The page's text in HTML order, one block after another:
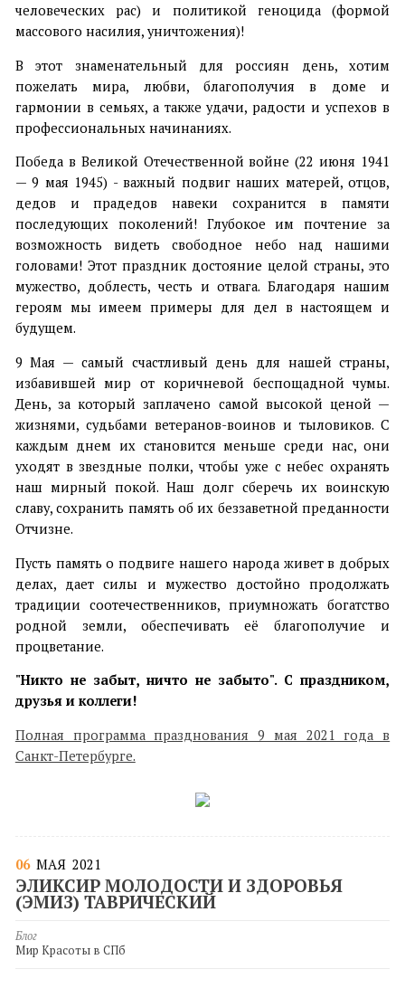
человеческих рас) и политикой геноцида (формой
массового насилия, уничтожения)!
В этот знаменательный для россиян день, хотим
пожелать мира, любви, благополучия в доме и
гармонии в семьях, а также удачи, радости и успехов в
профессиональных начинаниях.
Победа в Великой Отечественной войне (22 июня 1941
— 9 мая 1945) - важный подвиг наших матерей, отцов,
дедов и прадедов навеки сохранится в памяти
последующих поколений! Глубокое им почтение за
возможность видеть свободное небо над нашими
головами! Этот праздник достояние целой страны, это
мужество, доблесть, честь и отвага. Благодаря нашим
героям мы имеем примеры для дел в настоящем и
будущем.
9 Мая — самый счастливый день для нашей страны,
избавившей мир от коричневой беспощадной чумы.
День, за который заплачено самой высокой ценой —
жизнями, судьбами ветеранов-воинов и тыловиков. С
каждым днем их становится меньше среди нас, они
уходят в звездные полки, чтобы уже с небес охранять
наш мирный покой. Наш долг сберечь их воинскую
славу, сохранить память об их беззаветной преданности
Отчизне.
Пусть память о подвиге нашего народа живет в добрых
делах, дает силы и мужество достойно продолжать
традиции соотечественников, приумножать богатство
родной земли, обеспечивать её благополучие и
процветание.
"Никто не забыт, ничто не забыто". С праздником,
друзья и коллеги!
Полная программа празднования 9 мая 2021 года в
Санкт-Петербурге.
06 МАЯ 2021
ЭЛИКСИР МОЛОДОСТИ И ЗДОРОВЬЯ
(ЭМИЗ) ТАВРИЧЕСКИЙ
Блог
Мир Красоты в СПб